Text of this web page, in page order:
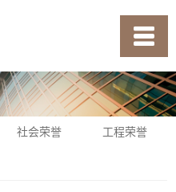
社会荣誉 工程荣誉